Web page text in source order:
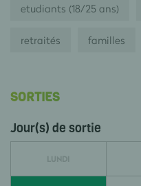
etudiants (18/25 ans)
retraités familles
SORTIES
Jour(s) de sortie
LUNDI